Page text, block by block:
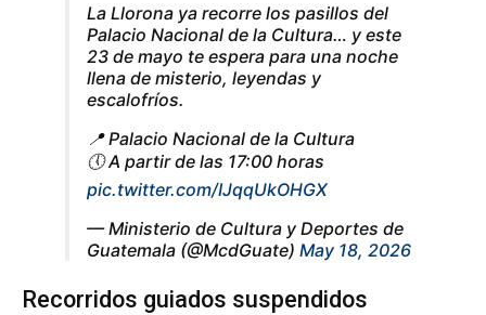
La Llorona ya recorre los pasillos del
Palacio Nacional de la Cultura… y este
23 de mayo te espera para una noche
llena de misterio, leyendas y
escalofríos.
📍 Palacio Nacional de la Cultura
🕔 A partir de las 17:00 horas
pic.twitter.com/IJqqUkOHGX
— Ministerio de Cultura y Deportes de
Guatemala (@McdGuate) May 18, 2026
Recorridos guiados suspendidos